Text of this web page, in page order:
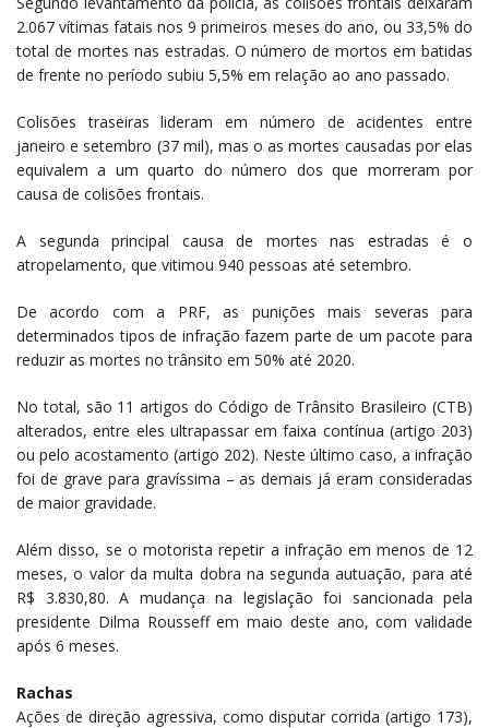
2.067 vítimas fatais nos 9 primeiros meses do ano, ou 33,5% do
total de mortes nas estradas. O número de mortos em batidas
de frente no período subiu 5,5% em relação ao ano passado.
Colisões traseiras lideram em número de acidentes entre
janeiro e setembro (37 mil), mas o as mortes causadas por elas
equivalem a um quarto do número dos que morreram por
causa de colisões frontais.
A segunda principal causa de mortes nas estradas é o
atropelamento, que vitimou 940 pessoas até setembro.
De acordo com a PRF, as punições mais severas para
determinados tipos de infração fazem parte de um pacote para
reduzir as mortes no trânsito em 50% até 2020.
No total, são 11 artigos do Código de Trânsito Brasileiro (CTB)
alterados, entre eles ultrapassar em faixa contínua (artigo 203)
ou pelo acostamento (artigo 202). Neste último caso, a infração
foi de grave para gravíssima – as demais já eram consideradas
de maior gravidade.
Além disso, se o motorista repetir a infração em menos de 12
meses, o valor da multa dobra na segunda autuação, para até
R$ 3.830,80. A mudança na legislação foi sancionada pela
presidente Dilma Rousseff em maio deste ano, com validade
após 6 meses.
Rachas
Ações de direção agressiva, como disputar corrida (artigo 173),